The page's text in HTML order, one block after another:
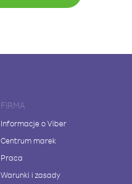
FIRMA
Informacje o Viber
Centrum marek
Praca
Warunki i zasady